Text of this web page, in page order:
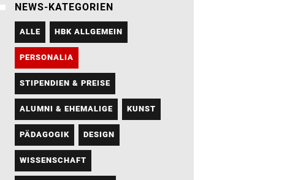
NEWS-KATEGORIEN
ALLE HBK ALLGEMEIN
PERSONALIA
STIPENDIEN & PREISE
ALUMNI & EHEMALIGE KUNST
PÄDAGOGIK DESIGN
WISSENSCHAFT